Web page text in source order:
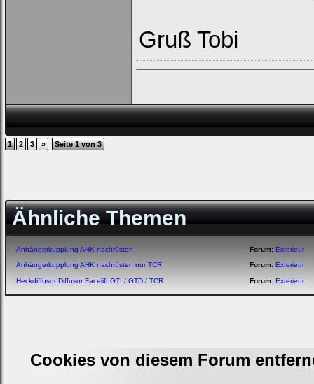
Gruß Tobi
1 2 3 » Seite 1 von 3
Ähnliche Themen
Anhängerkupplung AHK nachrüsten Forum: Exterieur
Anhängerkupplung AHK nachrüsten nur TCR
Forum: Exterieur
Heckdiffusor Diffusor Facelift GTI / GTD / TCR Forum: Exterieur
Cookies von diesem Forum